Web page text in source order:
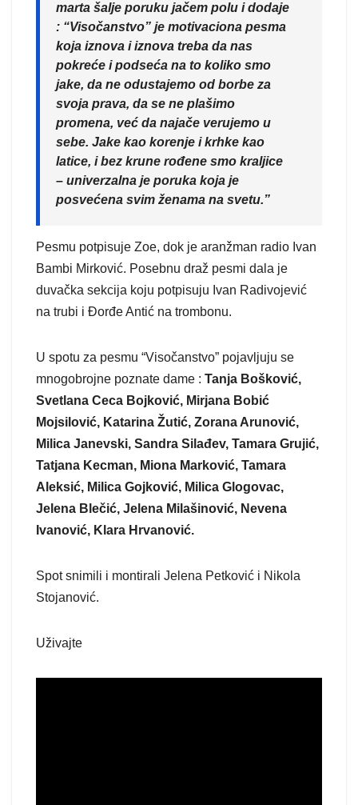
marta šalje poruku jačem polu i dodaje
: “Visočanstvo” je motivaciona pesma
koja iznova i iznova treba da nas
pokreće i podseća na to koliko smo
jake, da ne odustajemo od borbe za
svoja prava, da se ne plašimo
promena, već da najače verujemo u
sebe. Jake kao korenje i krhke kao
latice, i bez krune rođene smo kraljice
– univerzalna je poruka koja je
posvećena svim ženama na svetu.”
Pesmu potpisuje Zoe, dok je aranžman radio Ivan
Bambi Mirković. Posebnu draž pesmi dala je
duvačka sekcija koju potpisuju Ivan Radivojević
na trubi i Đorđe Antić na trombonu.
U spotu za pesmu “Visočanstvo” pojavljuju se
mnogobrojne poznate dame : Tanja Bošković,
Svetlana Ceca Bojković, Mirjana Bobić
Mojsilović, Katarina Žutić, Zorana Arunović,
Milica Janevski, Sandra Silađev, Tamara Grujić,
Tatjana Kecman, Miona Marković, Tamara
Aleksić, Milica Gojković, Milica Glogovac,
Jelena Blečić, Jelena Milašinović, Nevena
Ivanović, Klara Hrvanović.
Spot snimili i montirali Jelena Petković i Nikola
Stojanović.
Uživajte